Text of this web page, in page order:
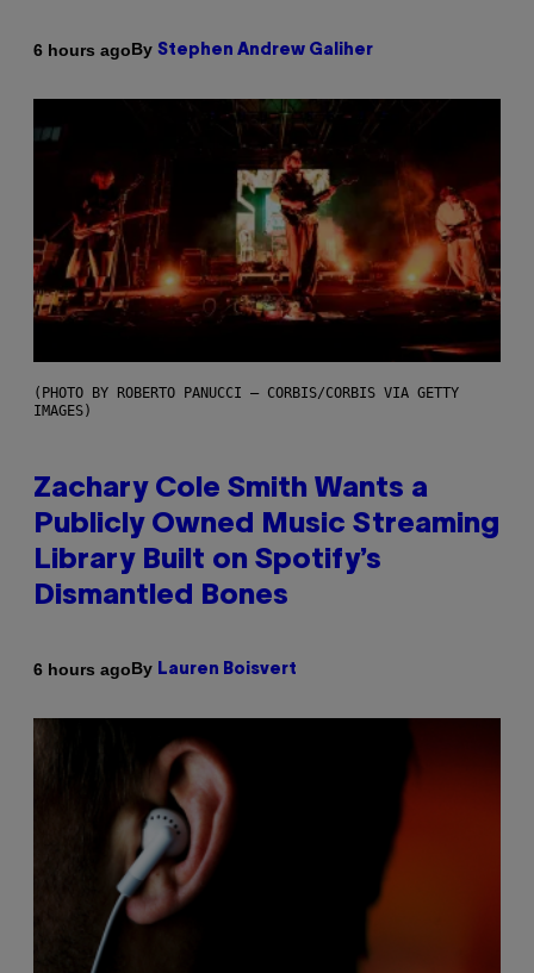
6 hours agoBy Stephen Andrew Galiher
(PHOTO BY ROBERTO PANUCCI – CORBIS/CORBIS VIA GETTY
IMAGES)
Zachary Cole Smith Wants a
Publicly Owned Music Streaming
Library Built on Spotify’s
Dismantled Bones
6 hours agoBy Lauren Boisvert